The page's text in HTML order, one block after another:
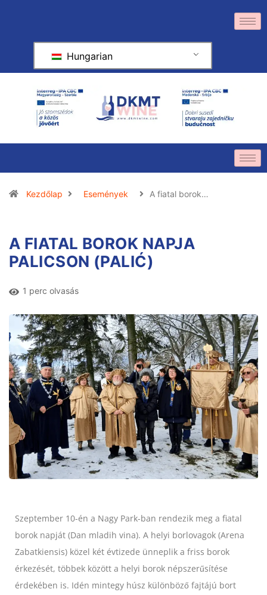
Hungarian
Kezdőlap Események A fiatal borok…
A FIATAL BOROK NAPJA
PALICSON (PALIĆ)
1 perc olvasás
Szeptember 10-én a Nagy Park-ban rendezik meg a fiatal
borok napját (Dan mladih vina). A helyi borlovagok (Arena
Zabatkiensis) közel két évtizede ünneplik a friss borok
érkezését, többek között a helyi borok népszerűsítése
érdekében is. Idén mintegy húsz különböző fajtájú bort